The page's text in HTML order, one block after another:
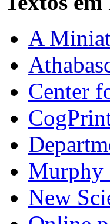
A
Center
Murphy
New